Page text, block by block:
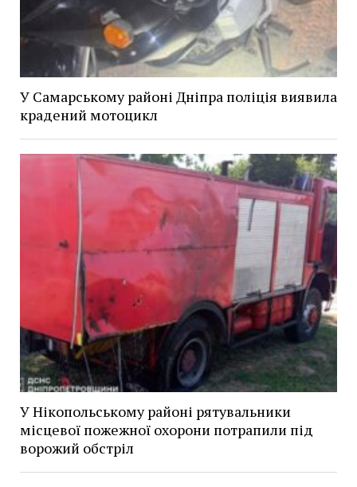
У Самарському районі Дніпра поліція виявила
крадений мотоцикл
У Нікопольському районі рятувальники
місцевої пожежної охорони потрапили під
ворожий обстріл